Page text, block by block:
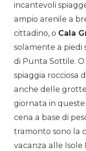
incantevoli
ampio arenile a
cittadino, o Cala
solamente a piedi
di Punta Sottile.
spiaggia rocciosa
anche delle
giornata in queste
cena a base di
tramonto sono la
vacanza alle Isole